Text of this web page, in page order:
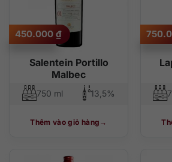
Salentein Portillo
Malbec
450.000 ₫
750 ml 13,5%
Thêm vào giỏ hàng